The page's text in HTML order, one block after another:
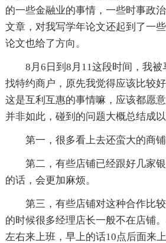
的一些金融业的事情，一些时事政
文章，对我写学年论文还起到了一
论文也给了方向。
8月6日到8月11这段时间，我
找特约商户，原先我觉得应该比较
这是互利互惠的事情嘛，应该都愿
并非如此，碰到的问题大概总结成以
第一，很多看上去还蛮大的商铺
第二，有些店铺已经跟好几家
的话，会更加麻烦。
第三，有些店铺对这种合作比
的时候很多经理店长一般不在店铺
左右来上班，早上的话10点后面来